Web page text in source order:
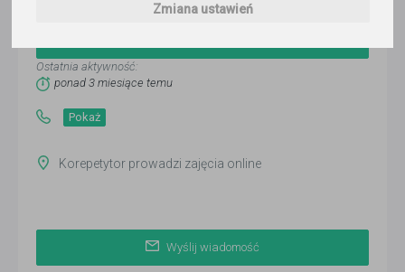
Zmiana ustawień
Ostatnia aktywność:
ponad 3 miesiące temu
Pokaż
Korepetytor prowadzi zajęcia online
Wyślij wiadomość